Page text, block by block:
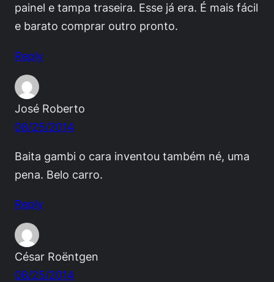
painel e tampa traseira. Esse já era. É mais fácil
e barato comprar outro pronto.
Reply
José Roberto
08/25/2014
Baita gambi o cara inventou também né, uma
pena. Belo carro.
Reply
César Roëntgen
08/25/2014